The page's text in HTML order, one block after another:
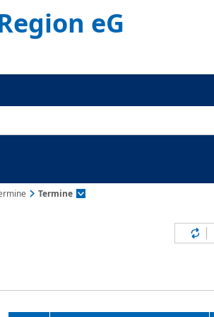
eG
Termine